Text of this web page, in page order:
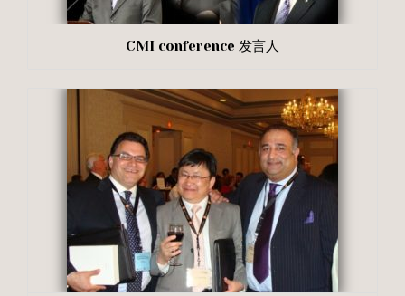
CMI conference 发言人